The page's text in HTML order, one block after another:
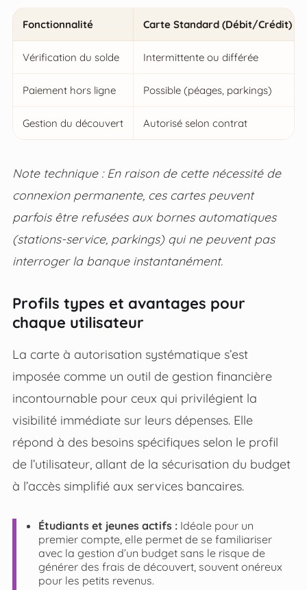
Fonctionnalité Carte Standard (Débit/Crédit)
Vérification du solde Intermittente ou différée
Paiement hors ligne Possible (péages, parkings)
Gestion du découvert Autorisé selon contrat
Note technique : En raison de cette nécessité de
connexion permanente, ces cartes peuvent
parfois être refusées aux bornes automatiques
(stations-service, parkings) qui ne peuvent pas
interroger la banque instantanément.
Profils types et avantages pour
chaque utilisateur
La carte à autorisation systématique s’est
imposée comme un outil de gestion financière
incontournable pour ceux qui privilégient la
visibilité immédiate sur leurs dépenses. Elle
répond à des besoins spécifiques selon le profil
de l’utilisateur, allant de la sécurisation du budget
à l’accès simplifié aux services bancaires.
Étudiants et jeunes actifs :Idéale pour un
premier compte, elle permet de se familiariser
avec la gestion d’un budget sans le risque de
générer des frais de découvert, souvent onéreux
pour les petits revenus.